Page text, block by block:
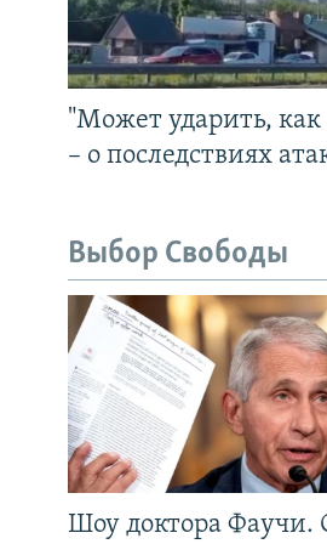
"Может ударить,
– о последствиях
Выбор Свободы
Шоу доктора Фаучи.